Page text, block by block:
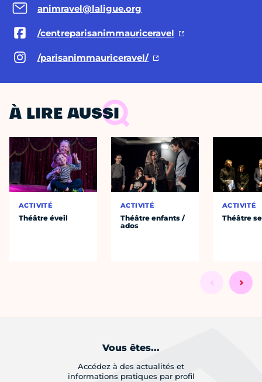
animravel@laligue.org
/centreparisanimmauriceravel
/parisanimmauriceravel/
À LIRE AUSSI
ACTIVITÉ
Théâtre éveil
ACTIVITÉ
Théâtre enfants /
ados
ACTIVITÉ
Théâtre
Vous êtes...
Accédez à des actualités et
informations pratiques par profil